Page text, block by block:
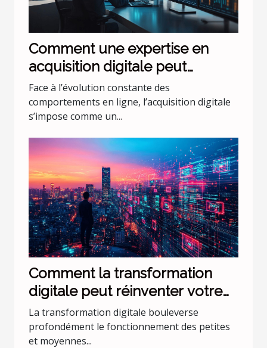
Comment une expertise en
acquisition digitale peut
transformer votre entreprise ?
Face à l’évolution constante des
comportements en ligne, l’acquisition digitale
s’impose comme un...
Comment la transformation
digitale peut réinventer votre
PME ?
La transformation digitale bouleverse
profondément le fonctionnement des petites
et moyennes...